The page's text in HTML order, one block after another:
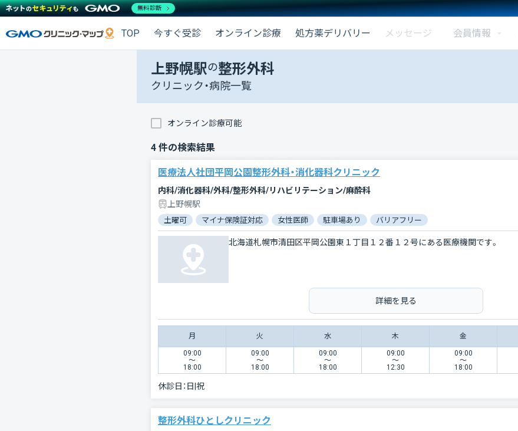
TOP 今すぐ受診 オンライン診療 処方薬デリバリー メッセージ 会員情報
上野幌駅の整形外科
クリニック・病院一覧
オンライン診療可能
4 件の検索結果
医療法人社団平岡公園整形外科・消化器科クリニック
内科/消化器科/外科/整形外科/リハビリテーション/麻酔科
上野幌駅
土曜可 マイナ保険証対応 女性医師 駐車場あり バリアフリー
北海道札幌市清田区平岡公園東１丁目１２番１２号にある医療機関です。
詳細を見る
月 火 水 木 金
09:00
〜
18:00
09:00
〜
18:00
09:00
〜
18:00
09:00
〜
12:30
09:00
〜
18:00
休診日： 日|祝
整形外科ひとしクリニック
無料診断